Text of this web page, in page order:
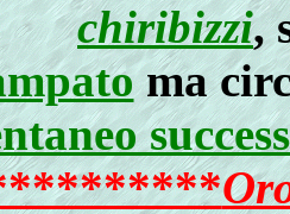
chiribizzi,
ma